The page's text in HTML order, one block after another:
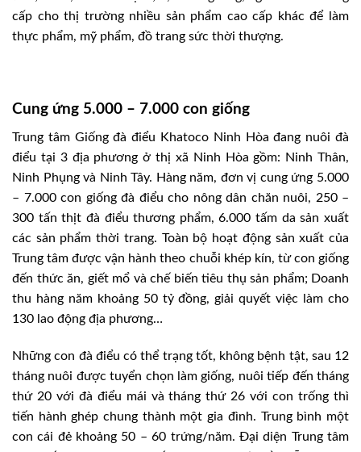
cấp cho thị trường nhiều sản phẩm cao cấp khác để làm
thực phẩm, mỹ phẩm, đồ trang sức thời thượng.
Cung ứng 5.000 – 7.000 con giống
Trung tâm Giống đà điểu Khatoco Ninh Hòa đang nuôi đà
điểu tại 3 địa phương ở thị xã Ninh Hòa gồm: Ninh Thân,
Ninh Phụng và Ninh Tây. Hàng năm, đơn vị cung ứng 5.000
– 7.000 con giống đà điểu cho nông dân chăn nuôi, 250 –
300 tấn thịt đà điểu thương phẩm, 6.000 tấm da sản xuất
các sản phẩm thời trang. Toàn bộ hoạt động sản xuất của
Trung tâm được vận hành theo chuỗi khép kín, từ con giống
đến thức ăn, giết mổ và chế biến tiêu thụ sản phẩm; Doanh
thu hàng năm khoảng 50 tỷ đồng, giải quyết việc làm cho
130 lao động địa phương…
Những con đà điểu có thể trạng tốt, không bệnh tật, sau 12
tháng nuôi được tuyển chọn làm giống, nuôi tiếp đến tháng
thứ 20 với đà điểu mái và tháng thứ 26 với con trống thì
tiến hành ghép chung thành một gia đình. Trung bình một
con cái đẻ khoảng 50 – 60 trứng/năm. Đại diện Trung tâm